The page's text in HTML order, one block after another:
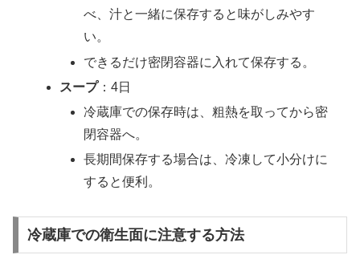
べ、汁と一緒に保存すると味がしみやす
い。
できるだけ密閉容器に入れて保存する。
スープ：4日
冷蔵庫での保存時は、粗熱を取ってから密
閉容器へ。
長期間保存する場合は、冷凍して小分けに
すると便利。
冷蔵庫での衛生面に注意する方法